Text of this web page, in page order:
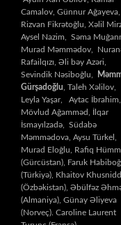
Camalov, Günnur Ağayeva,
Rizvan Fikrətoğlu, Xəlil
Aysel Nazim, Səma
Murad Məmmədov,
Rafailqızı, Əli bəy Azəri,
Sevindik Nəsiboğlu,
Gürşadoğlu, Taleh Xəlilov,
Leyla Yaşar, Aytac İbrahim,
Mövlud Ağamməd, İlqar
İsmayılzadə, Südabə
Məmmədova, Aysu Türkel,
Murad Eloğlu, Rafiq
(Gürcüstan), Faruk
(Türkiyə), Khaitov
(Özbəkistan), Əbülfəz
(Almaniya), Günay Əliyeva
(Norveç). Caroline Laurent